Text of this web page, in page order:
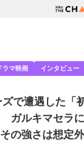
ラマ映画 インタビュー
で遭遇した「
ガルキマセラに
の強さは想定